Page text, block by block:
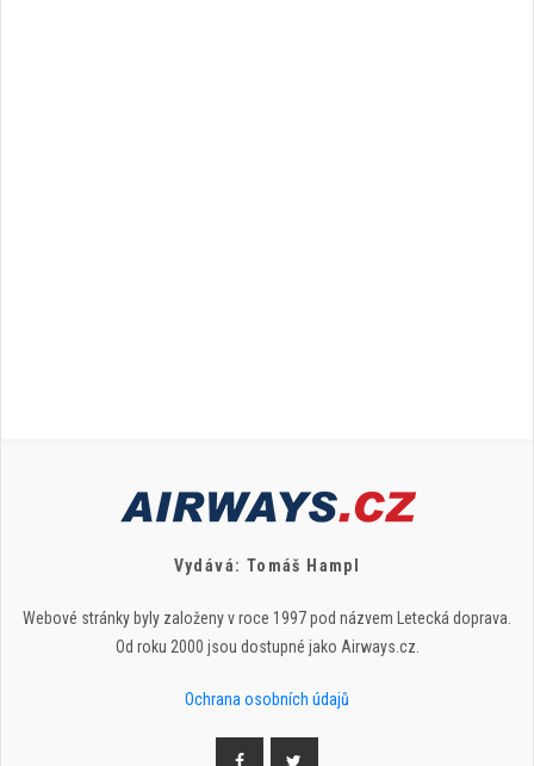
Vydává: Tomáš Hampl
Webové stránky byly založeny v roce 1997 pod názvem Letecká doprava.
Od roku 2000 jsou dostupné jako Airways.cz.
Ochrana osobních údajů